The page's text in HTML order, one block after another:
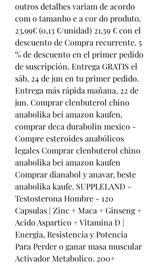
outros detalhes variam de acordo
com o tamanho e a cor do produto.
23,99€ (0,13 €/unidad) 21,59 € con el
descuento de Compra recurrente. 5
% de descuento en el primer pedido
de suscripción. Entrega GRATIS el
sáb, 24 de jun en tu primer pedido.
Entrega más rápida mañana, 22 de
jun. Comprar clenbuterol chino
anabolika bei amazon kaufen,
comprar deca durabolin mexico -
Compre esteroides anabólicos
legales Comprar clenbuterol chino
anabolika bei amazon kaufen
Comprar dianabol y anavar, beste
anabolika kaufe. SUPPLELAND -
Testosterona Hombre - 120
Capsulas | Zinc + Maca + Ginseng +
Acido Aspartico + Vitamina D |
Energia, Resistencia y Potencia
Para Perder o ganar masa muscular
Activador Metabolico. 200+